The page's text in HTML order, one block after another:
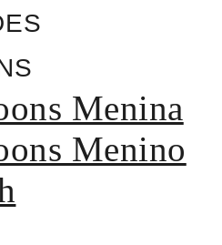
Menina
Menino